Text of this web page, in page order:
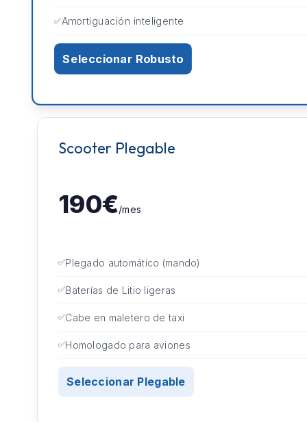
Amortiguación inteligente
Seleccionar Robusto
Scooter Plegable
190€/mes
Plegado automático (mando)
Baterías de Litio ligeras
Cabe en maletero de taxi
Homologado para aviones
Seleccionar Plegable